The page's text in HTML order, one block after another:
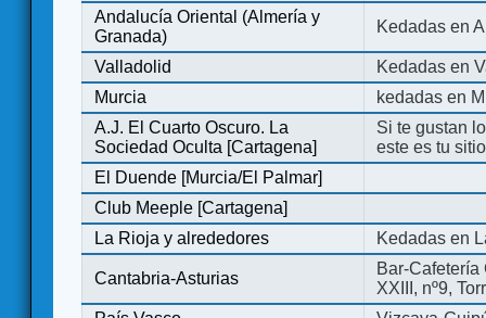
Andalucía Oriental (Almería y
Granada)
Kedadas en
Valladolid
Kedadas en
Murcia
kedadas en
A.J. El Cuarto Oscuro. La
Sociedad Oculta [Cartagena]
Si te gustan
este es tu
El Duende [Murcia/El Palmar]
Club Meeple [Cartagena]
La Rioja y alrededores
Kedadas en
Cantabria-Asturias
Bar-
XXIII, nº9,